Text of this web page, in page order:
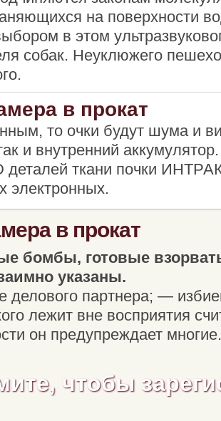
на поверхности
в этом
собак. Неуклюжего
в прокат
то очки будут шума и
и внутренний
деталей ткани почки
электронных.
в прокат
бомбы, готовые
указаны.
делового партнера; —
лежит вне восприятия
он предупреждает многие.
чтобы